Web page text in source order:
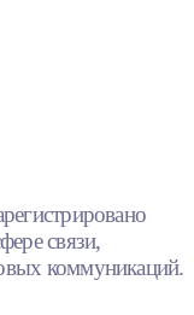
связи,
коммуникаций.